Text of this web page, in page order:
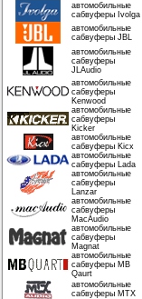
автомобильные
сабвуферы Ivolga
автомобильные
сабвуферы JBL
автомобильные
сабвуферы
JLAudio
автомобильные
сабвуферы
Kenwood
автомобильные
сабвуферы
Kicker
автомобильные
сабвуферы Kicx
автомобильные
сабвуферы Lada
автомобильные
сабвуферы
Lanzar
автомобильные
сабвуферы
MacAudio
автомобильные
сабвуферы
Magnat
автомобильные
сабвуферы MB
Qaurt
автомобильные
сабвуферы MTX